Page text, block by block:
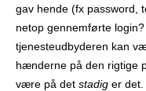
gav hende (fx password,
netop gennemførte
tjenesteudbyderen kan
hænderne på den rigtige
være på det stadig er det.